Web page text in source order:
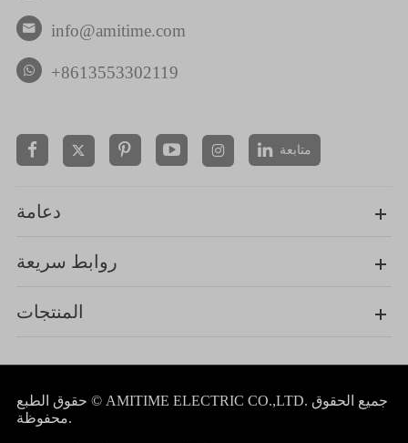
 info@amitime.com
+8613553302119
  متابعة
دعامة
روابط سريعة
المنتجات
حقوق الطبع © AMITIME ELECTRIC CO.,LTD. جميع الحقوق
محفوظة.